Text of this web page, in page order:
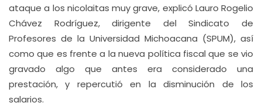
ataque a los nicolaitas muy grave, explicó Lauro Rogelio
Chávez Rodríguez, dirigente del Sindicato de
Profesores de la Universidad Michoacana (SPUM), así
como que es frente a la nueva política fiscal que se vio
gravado algo que antes era considerado una
prestación, y repercutió en la disminución de los
salarios.